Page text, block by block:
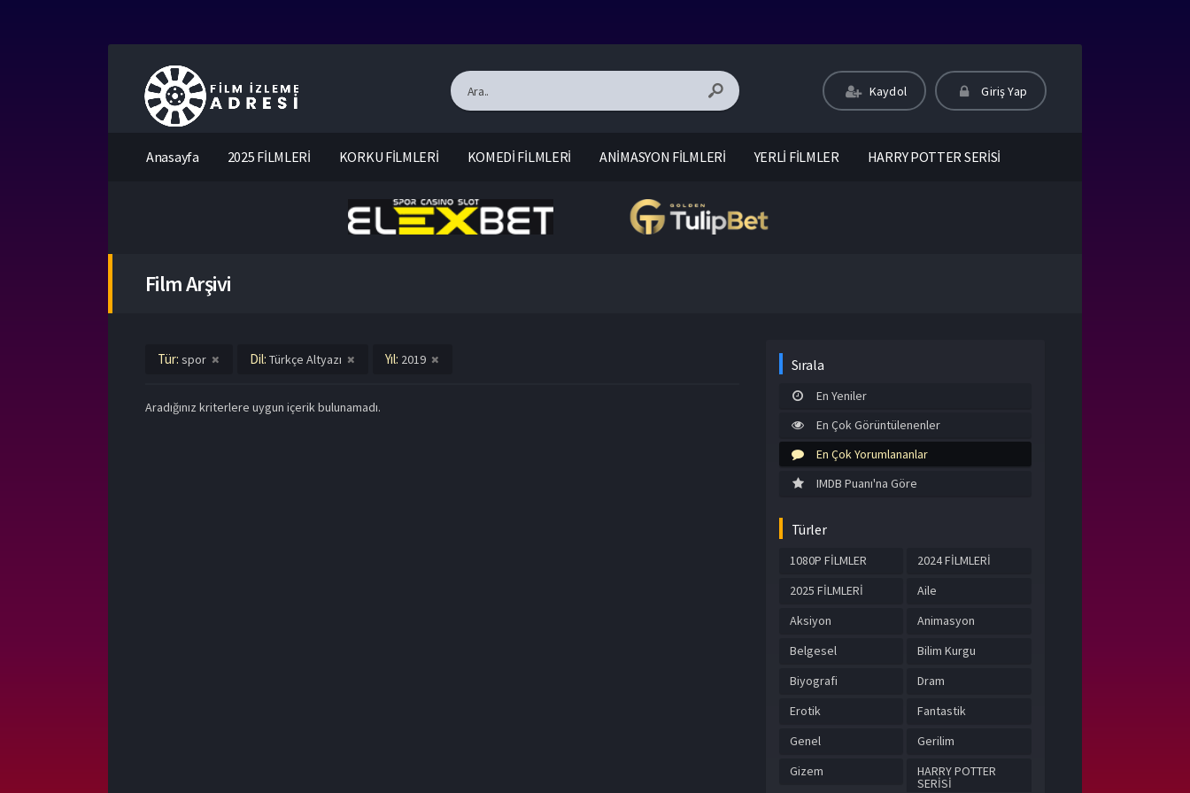
Kaydol Giriş Yap
Anasayfa 2025 FİLMLERİ KORKU FİLMLERİ KOMEDİ FİLMLERİ ANİMASYON FİLMLERİ YERLİ FİLMLER HARRY POTTER SERİSİ
Film Arşivi
Tür: spor Dil: Türkçe Altyazı Yıl: 2019
Aradığınız kriterlere uygun içerik bulunamadı.
Sırala
En Yeniler
En Çok Görüntülenenler
En Çok Yorumlananlar
IMDB Puanı'na Göre
Türler
1080P FİLMLER
2024 FİLMLERİ
2025 FİLMLERİ
Aile
Aksiyon
Animasyon
Belgesel
Bilim Kurgu
Biyografi
Dram
Erotik
Fantastik
Genel
Gerilim
Gizem
HARRY POTTER
SERİSİ